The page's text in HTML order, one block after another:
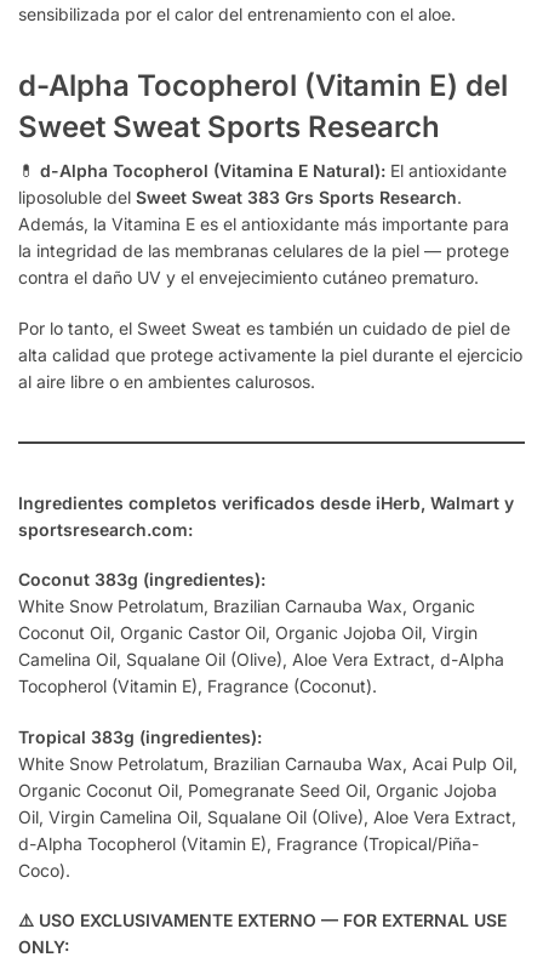
sensibilizada por el calor del entrenamiento con el aloe.
d-Alpha Tocopherol (Vitamin E) del
Sweet Sweat Sports Research
💊 d-Alpha Tocopherol (Vitamina E Natural): El antioxidante
liposoluble del Sweet Sweat 383 Grs Sports Research.
Además, la Vitamina E es el antioxidante más importante para
la integridad de las membranas celulares de la piel — protege
contra el daño UV y el envejecimiento cutáneo prematuro.
Por lo tanto, el Sweet Sweat es también un cuidado de piel de
alta calidad que protege activamente la piel durante el ejercicio
al aire libre o en ambientes calurosos.
Ingredientes completos verificados desde iHerb, Walmart y
sportsresearch.com:
Coconut 383g (ingredientes):
White Snow Petrolatum, Brazilian Carnauba Wax, Organic
Coconut Oil, Organic Castor Oil, Organic Jojoba Oil, Virgin
Camelina Oil, Squalane Oil (Olive), Aloe Vera Extract, d-Alpha
Tocopherol (Vitamin E), Fragrance (Coconut).
Tropical 383g (ingredientes):
White Snow Petrolatum, Brazilian Carnauba Wax, Acai Pulp Oil,
Organic Coconut Oil, Pomegranate Seed Oil, Organic Jojoba
Oil, Virgin Camelina Oil, Squalane Oil (Olive), Aloe Vera Extract,
d-Alpha Tocopherol (Vitamin E), Fragrance (Tropical/Piña-
Coco).
⚠️ USO EXCLUSIVAMENTE EXTERNO — FOR EXTERNAL USE
ONLY: